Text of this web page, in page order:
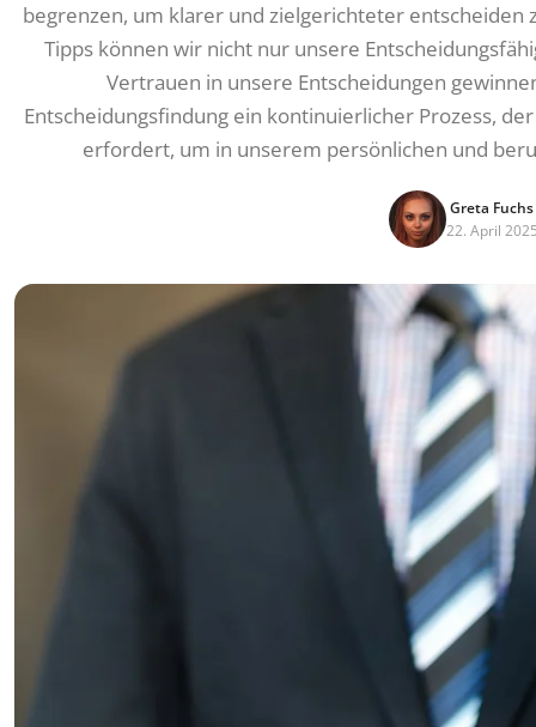
begrenzen, um klarer und zielgerichteter entscheiden
Tipps können wir nicht nur unsere
Vertrauen in unsere Entscheidungen
Entscheidungsfindung ein kontinuierlicher Prozess,
erfordert, um in unserem persönlichen und
Greta Fuchs
22. April